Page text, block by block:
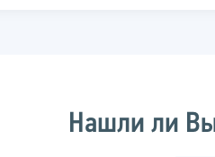
Нашли ли